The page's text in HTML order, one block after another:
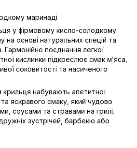
маринаді
у фірмовому кисло-солодкому
на основі натуральних спецій та
Гармонійне поєднання легкої
кислинки підкреслює смак м’яса,
соковитості та насиченого
крильця набувають апетитної
яскравого смаку, який чудово
соусами та стравами на грилі.
зустрічей, барбекю або